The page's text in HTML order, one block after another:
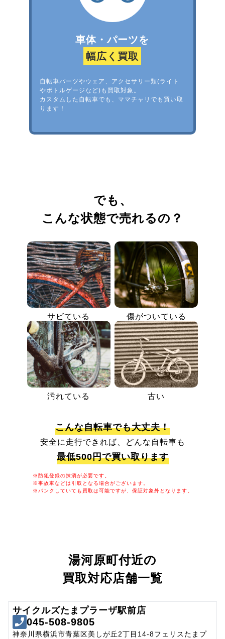
車体・パーツを
幅広く買取
自転車パーツやウェア、アクセサリー類(ライト
やボトルゲージなど)も買取対象。
カスタムした自転車でも、ママチャリでも買い取
ります！
でも、
こんな状態で売れるの？
サビている 傷がついている
汚れている 古い
こんな自転車でも大丈夫！
安全に走行できれば、どんな自転車も
最低500円で買い取ります
※防犯登録の抹消が必要です。
※事故車などは引取となる場合がございます。
※パンクしていても買取は可能ですが、保証対象外となります。
湯河原町付近の
買取対応店舗一覧
サイクルズたまプラーザ駅前店
045-508-9805
神奈川県横浜市青葉区美しが丘2丁目14-8フェリスたまプ